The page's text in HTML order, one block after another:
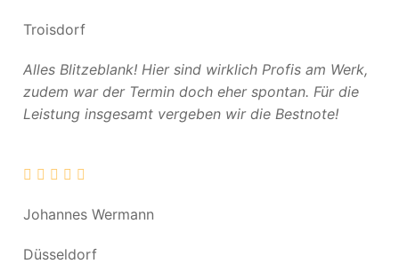
Troisdorf
Alles Blitzeblank! Hier sind wirklich Profis am Werk,
zudem war der Termin doch eher spontan. Für die
Leistung insgesamt vergeben wir die Bestnote!
Johannes Wermann
Düsseldorf